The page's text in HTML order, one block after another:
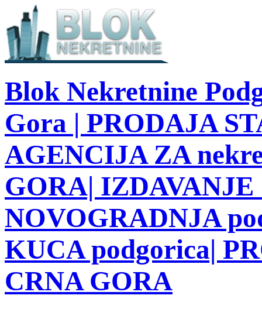
Blok Nekretnine
Gora | PRODAJA
AGENCIJA ZA
GORA| IZDAVANJE
NOVOGRADNJA
KUCA podgorica|
CRNA GORA